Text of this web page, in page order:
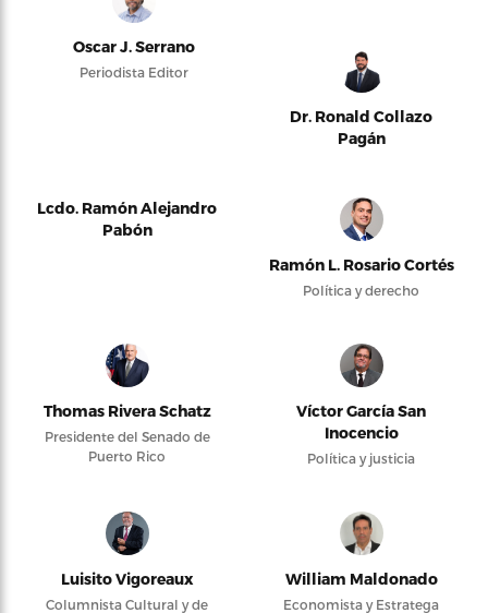
Oscar J. Serrano
Periodista Editor
Dr. Ronald Collazo
Pagán
Lcdo. Ramón Alejandro
Pabón
Ramón L. Rosario Cortés
Política y derecho
Thomas Rivera Schatz
Presidente del Senado de
Puerto Rico
Víctor García San
Inocencio
Política y justicia
Luisito Vigoreaux
Columnista Cultural y de
William Maldonado
Economista y Estratega